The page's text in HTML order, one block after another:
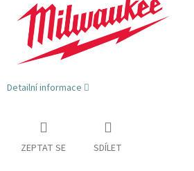
Detailní informace
ZEPTAT SE SDÍLET